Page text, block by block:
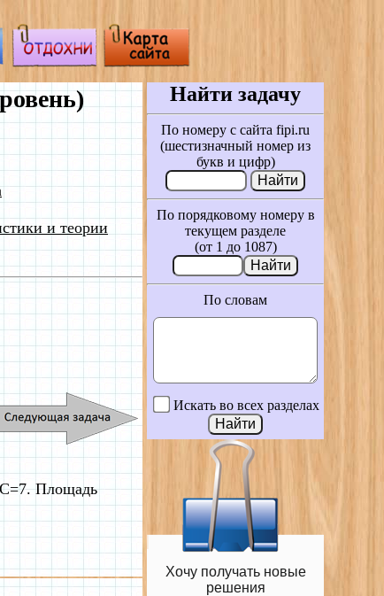
и теории
Площадь
Найти задачу
По номеру с сайта fipi.ru
(шестизначный номер из
букв и цифр)
По порядковому номеру в
текущем разделе
(от 1 до 1087)
По словам
Искать во всех разделах
Хочу получать новые
решения